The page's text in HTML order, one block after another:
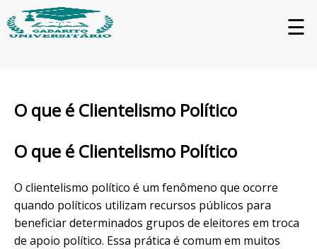
☰
O que é Clientelismo Político
O que é Clientelismo Político
O clientelismo político é um fenômeno que ocorre
quando políticos utilizam recursos públicos para
beneficiar determinados grupos de eleitores em troca
de apoio político. Essa prática é comum em muitos